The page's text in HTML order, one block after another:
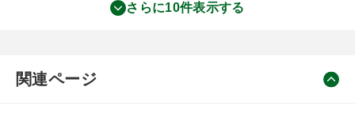
さらに10件表示する
関連ページ